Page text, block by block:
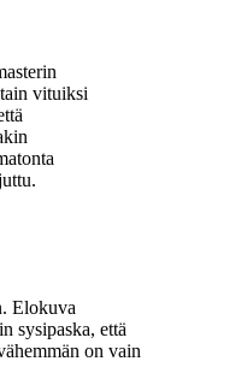
vituiksi
Elokuva
sysipaska, että
on vain